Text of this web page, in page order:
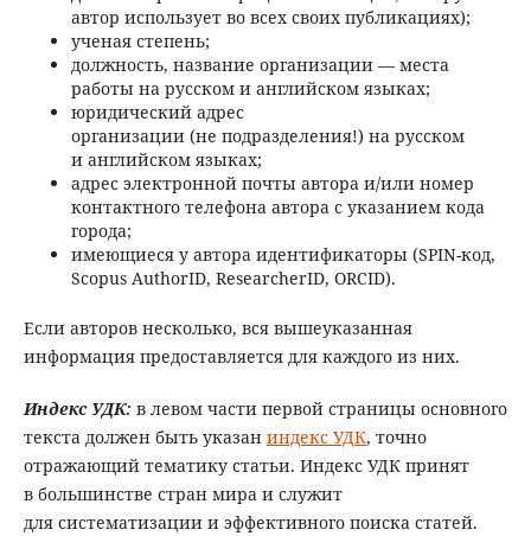
автор использует во всех своих публикациях);
ученая степень;
должность, название организации — места
работы на русском и английском языках;
юридический адрес
организации (не подразделения!) на русском
и английском языках;
адрес электронной почты автора и/или номер
контактного телефона автора с указанием кода
города;
имеющиеся у автора идентификаторы (SPIN-код,
Scopus AuthorID, ResearcherID, ORCID).
Если авторов несколько, вся вышеуказанная
информация предоставляется для каждого из них.
Индекс УДК: в левом части первой страницы основного
текста должен быть указан индекс УДК, точно
отражающий тематику статьи. Индекс УДК принят
в большинстве стран мира и служит
для систематизации и эффективного поиска статей.